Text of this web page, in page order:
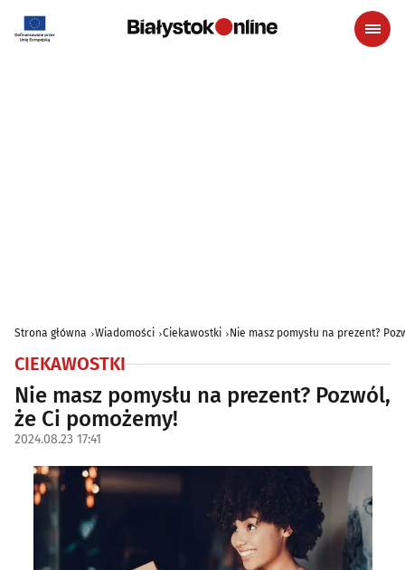
Strona główna Wiadomości Ciekawostki Nie masz pomysłu na prezent?
CIEKAWOSTKI
Nie masz pomysłu na prezent? Pozwól,
że Ci pomożemy!
2024.08.23 17:41